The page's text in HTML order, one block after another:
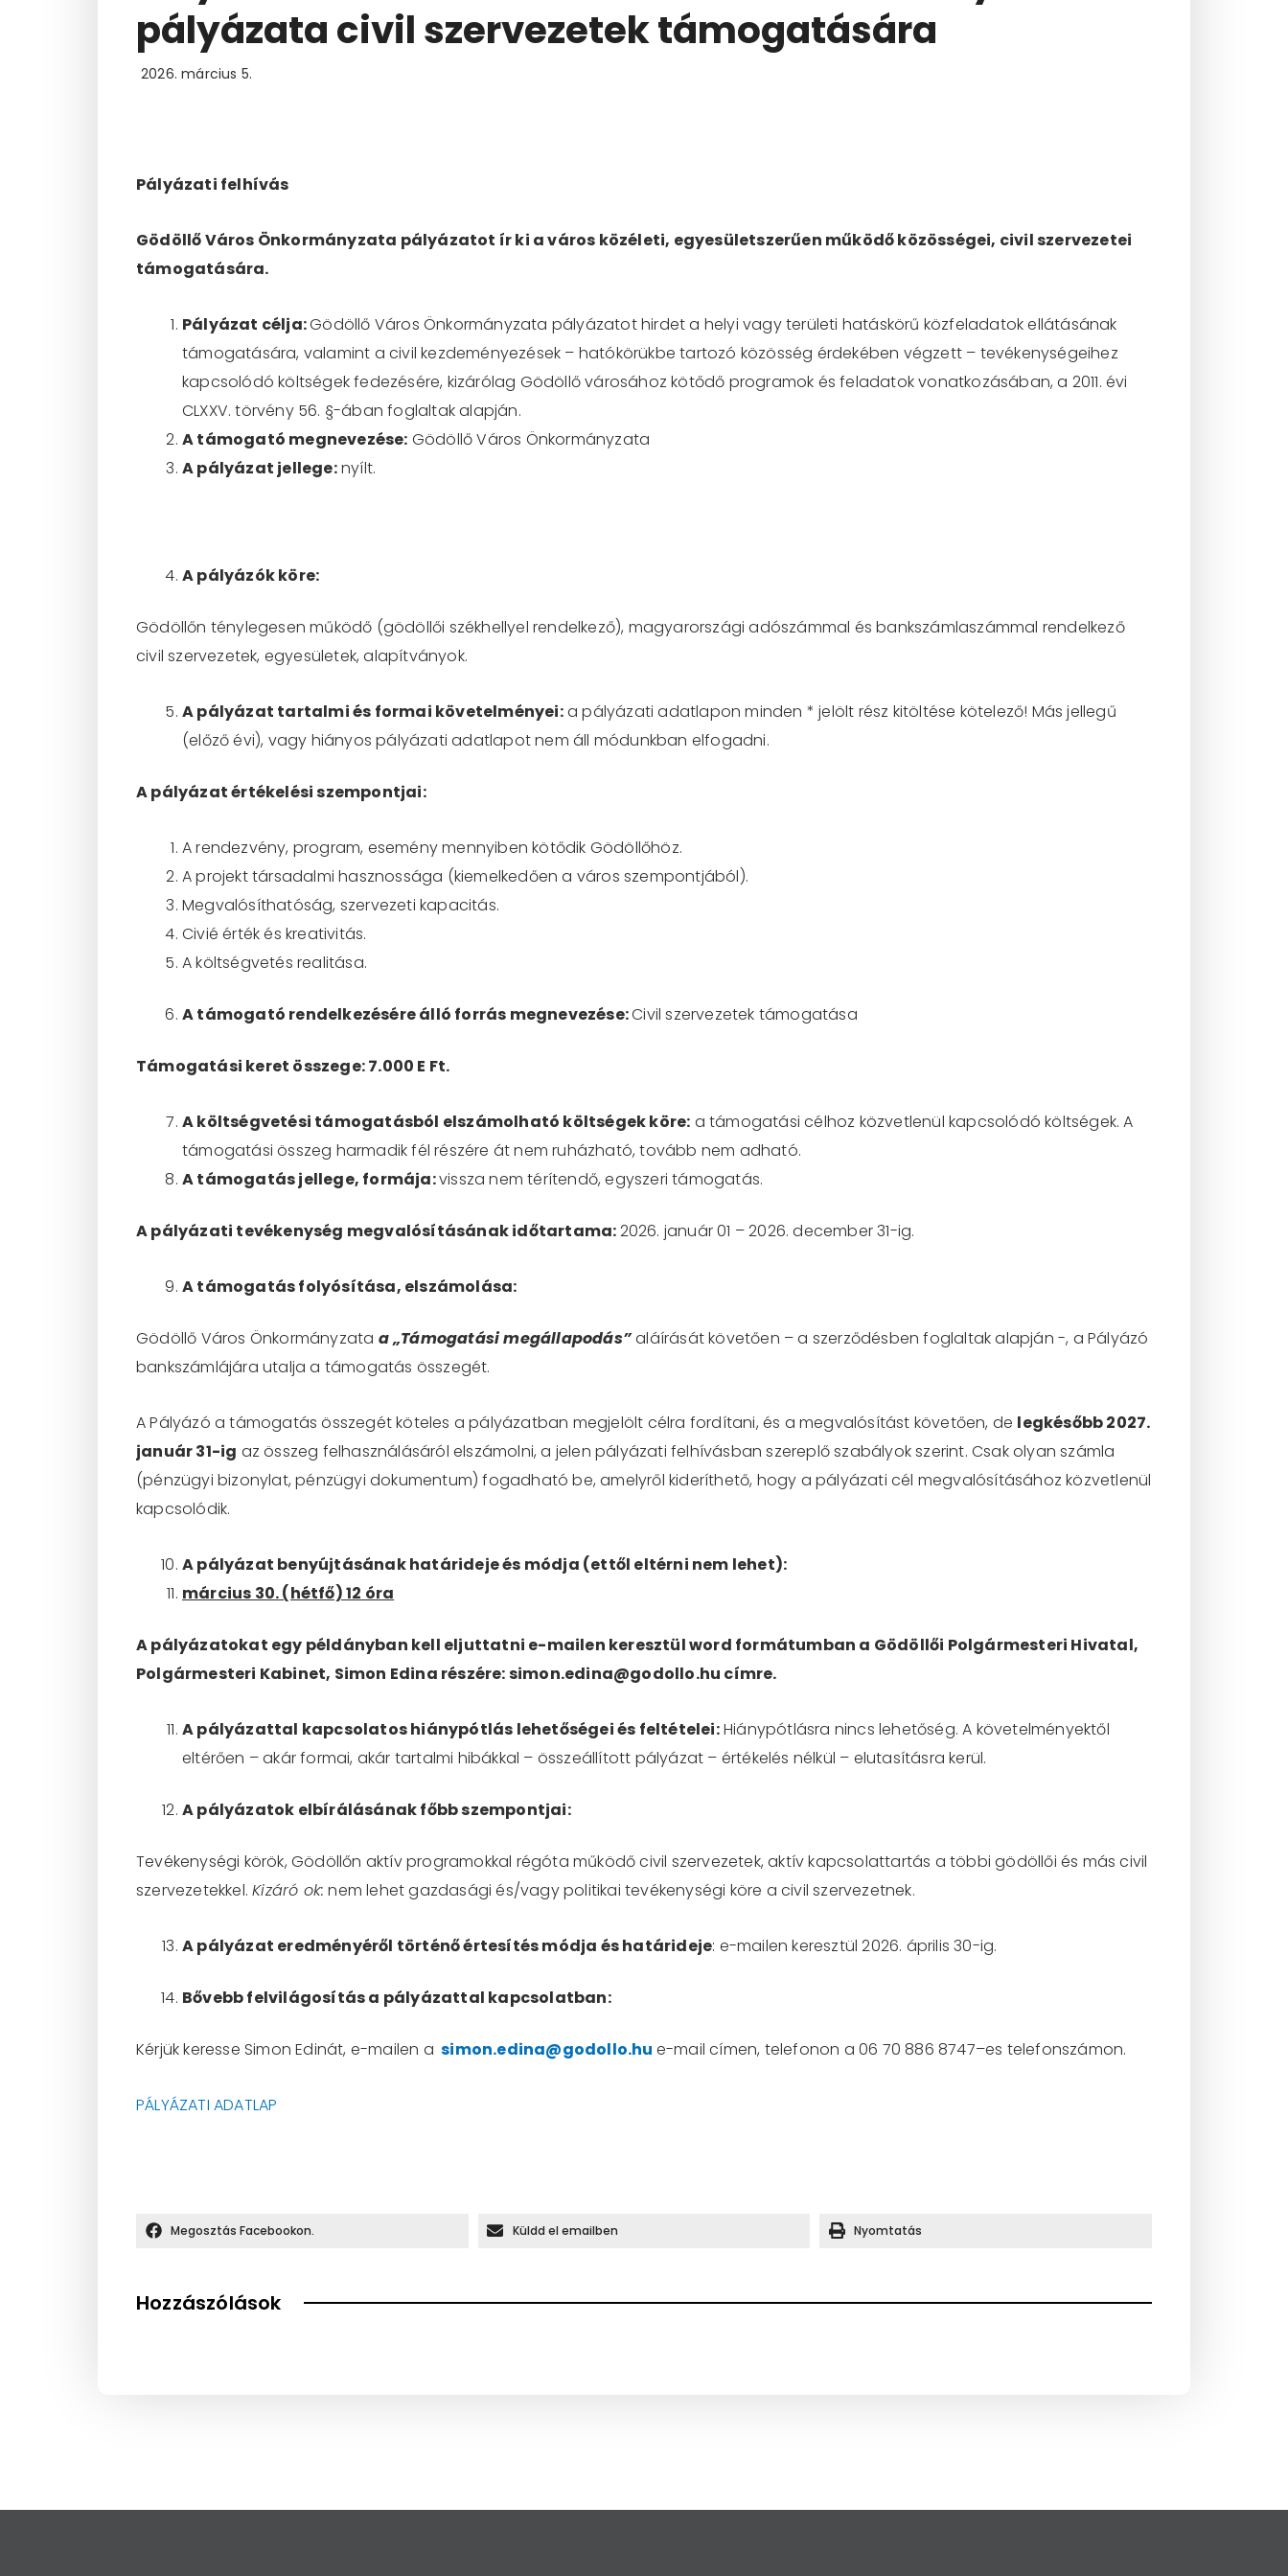
pályázata civil szervezetek támogatására
2026. március 5.
Pályázati felhívás
Gödöllő Város Önkormányzata pályázatot ír ki a város közéleti, egyesületszerűen működő közösségei, civil szervezetei
támogatására.
Pályázat célja:Gödöllő Város Önkormányzata pályázatot hirdet a helyi vagy területi hatáskörű közfeladatok ellátásának
támogatására, valamint a civil kezdeményezések – hatókörükbe tartozó közösség érdekében végzett – tevékenységeihez
kapcsolódó költségek fedezésére, kizárólag Gödöllő városához kötődő programok és feladatok vonatkozásában, a 2011. évi
CLXXV. törvény 56. §-ában foglaltak alapján.
A támogató megnevezése: Gödöllő Város Önkormányzata
A pályázat jellege:nyílt.
A pályázók köre:
Gödöllőn ténylegesen működő (gödöllői székhellyel rendelkező), magyarországi adószámmal és bankszámlaszámmal rendelkező
civil szervezetek, egyesületek, alapítványok.
A pályázat tartalmi és formai követelményei:a pályázati adatlapon minden * jelölt rész kitöltése kötelező! Más jellegű
(előző évi), vagy hiányos pályázati adatlapot nem áll módunkban elfogadni.
A pályázat értékelési szempontjai:
A rendezvény, program, esemény mennyiben kötődik Gödöllőhöz.
A projekt társadalmi hasznossága (kiemelkedően a város szempontjából).
Megvalósíthatóság, szervezeti kapacitás.
Civié érték és kreativitás.
A költségvetés realitása.
A támogató rendelkezésére álló forrás megnevezése:Civil szervezetek támogatása
Támogatási keret összege: 7.000 E Ft.
A költségvetési támogatásból elszámolható költségek köre: a támogatási célhoz közvetlenül kapcsolódó költségek. A
támogatási összeg harmadik fél részére át nem ruházható, tovább nem adható.
A támogatás jellege, formája:vissza nem térítendő, egyszeri támogatás.
A pályázati tevékenység megvalósításának időtartama:2026. január 01 – 2026. december 31-ig.
A támogatás folyósítása, elszámolása:
Gödöllő Város Önkormányzata a „Támogatási megállapodás”aláírását követően – a szerződésben foglaltak alapján -, a Pályázó
bankszámlájára utalja a támogatás összegét.
A Pályázó a támogatás összegét köteles a pályázatban megjelölt célra fordítani, és a megvalósítást követően, de legkésőbb 2027.
január 31-ig az összeg felhasználásáról elszámolni, a jelen pályázati felhívásban szereplő szabályok szerint. Csak olyan számla
(pénzügyi bizonylat, pénzügyi dokumentum) fogadható be, amelyről kideríthető, hogy a pályázati cél megvalósításához közvetlenül
kapcsolódik.
A pályázat benyújtásának határideje és módja (ettől eltérni nem lehet):
március 30. (hétfő) 12 óra
A pályázatokat egy példányban kell eljuttatni e-mailen keresztül word formátumban a Gödöllői Polgármesteri Hivatal,
Polgármesteri Kabinet, Simon Edina részére: simon.edina@godollo.hu címre.
A pályázattal kapcsolatos hiánypótlás lehetőségei és feltételei:Hiánypótlásra nincs lehetőség. A követelményektől
eltérően – akár formai, akár tartalmi hibákkal – összeállított pályázat – értékelés nélkül – elutasításra kerül.
A pályázatok elbírálásának főbb szempontjai:
Tevékenységi körök, Gödöllőn aktív programokkal régóta működő civil szervezetek, aktív kapcsolattartás a többi gödöllői és más civil
szervezetekkel.Kizáró ok: nem lehet gazdasági és/vagy politikai tevékenységi köre a civil szervezetnek.
A pályázat eredményéről történő értesítés módja és határideje: e-mailen keresztül 2026. április 30-ig.
Bővebb felvilágosítás a pályázattal kapcsolatban:
Kérjük keresse Simon Edinát, e-mailen a simon.edina@godollo.hu e-mail címen, telefonon a 06 70 886 8747–es telefonszámon.
PÁLYÁZATI ADATLAP
Megosztás Facebookon. Küldd el emailben Nyomtatás
Hozzászólások